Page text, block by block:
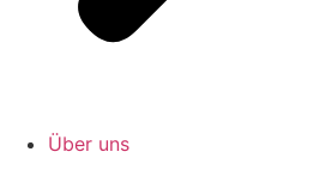
Über uns